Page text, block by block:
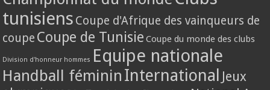
tunisiens Coupe d'Afrique des vainqueurs de
coupe Coupe de Tunisie Coupe du monde des clubs
Division d'honneur hommes Equipe nationale
Handball féminin International Jeux